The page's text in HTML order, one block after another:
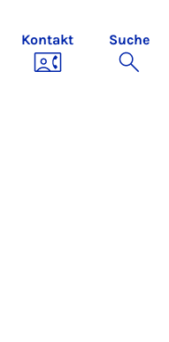
Kontakt Suche